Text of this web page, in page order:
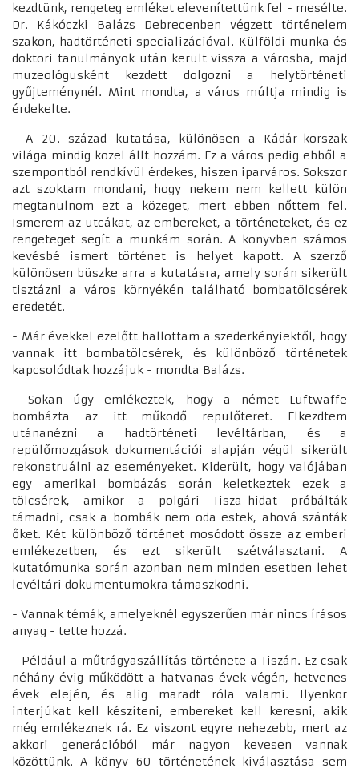
kezdtünk, rengeteg emléket elevenítettünk fel - mesélte.
Dr. Kákóczki Balázs Debrecenben végzett történelem
szakon, hadtörténeti specializációval. Külföldi munka és
doktori tanulmányok után került vissza a városba, majd
muzeológusként kezdett dolgozni a helytörténeti
gyűjteménynél. Mint mondta, a város múltja mindig is
érdekelte.
- A 20. század kutatása, különösen a Kádár-korszak
világa mindig közel állt hozzám. Ez a város pedig ebből a
szempontból rendkívül érdekes, hiszen iparváros. Sokszor
azt szoktam mondani, hogy nekem nem kellett külön
megtanulnom ezt a közeget, mert ebben nőttem fel.
Ismerem az utcákat, az embereket, a történeteket, és ez
rengeteget segít a munkám során. A könyvben számos
kevésbé ismert történet is helyet kapott. A szerző
különösen büszke arra a kutatásra, amely során sikerült
tisztázni a város környékén található bombatölcsérek
eredetét.
- Már évekkel ezelőtt hallottam a szederkényiektől, hogy
vannak itt bombatölcsérek, és különböző történetek
kapcsolódtak hozzájuk - mondta Balázs.
- Sokan úgy emlékeztek, hogy a német Luftwaffe
bombázta az itt működő repülőteret. Elkezdtem
utánanézni a hadtörténeti levéltárban, és a
repülőmozgások dokumentációi alapján végül sikerült
rekonstruálni az eseményeket. Kiderült, hogy valójában
egy amerikai bombázás során keletkeztek ezek a
tölcsérek, amikor a polgári Tisza-hidat próbálták
támadni, csak a bombák nem oda estek, ahová szánták
őket. Két különböző történet mosódott össze az emberi
emlékezetben, és ezt sikerült szétválasztani. A
kutatómunka során azonban nem minden esetben lehet
levéltári dokumentumokra támaszkodni.
- Vannak témák, amelyeknél egyszerűen már nincs írásos
anyag - tette hozzá.
- Például a műtrágyaszállítás története a Tiszán. Ez csak
néhány évig működött a hatvanas évek végén, hetvenes
évek elején, és alig maradt róla valami. Ilyenkor
interjúkat kell készíteni, embereket kell keresni, akik
még emlékeznek rá. Ez viszont egyre nehezebb, mert az
akkori generációból már nagyon kevesen vannak
közöttünk. A könyv 60 történetének kiválasztása sem